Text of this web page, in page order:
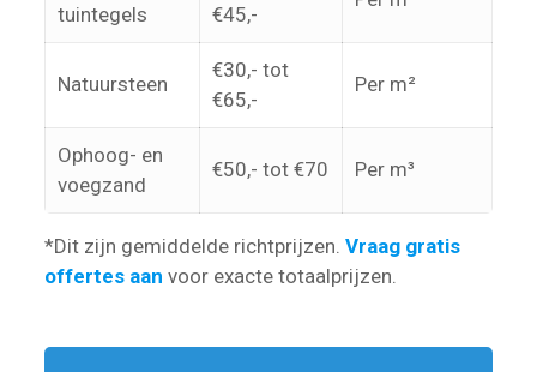
tuintegels
€45,-
Natuursteen
€30,- tot
€65,-
Per m²
Ophoog- en
voegzand
€50,- tot €70 Per m³
*Dit zijn gemiddelde richtprijzen. Vraag gratis
offertes aan voor exacte totaalprijzen.